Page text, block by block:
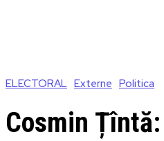
ELECTORAL Externe Politica
Cosmin